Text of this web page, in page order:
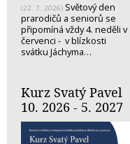
(22. 7. 2026) Světový den
prarodičů a seniorů se
připomíná vždy 4. neděli v
červenci - v blízkosti
svátku Jáchyma…
Kurz Svatý Pavel
10. 2026 - 5. 2027